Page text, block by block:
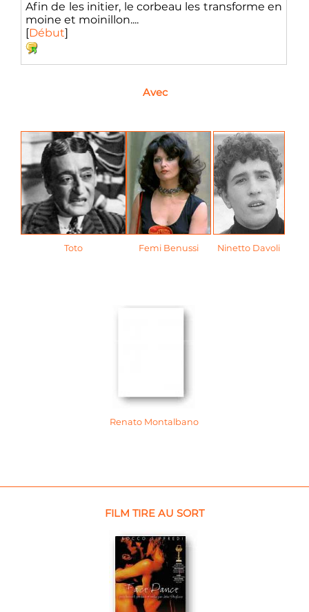
Afin de les initier, le corbeau les transforme en
moine et moinillon....
[Début]
Avec
Toto Femi Benussi Ninetto Davoli
Renato Montalbano
FILM TIRE AU SORT